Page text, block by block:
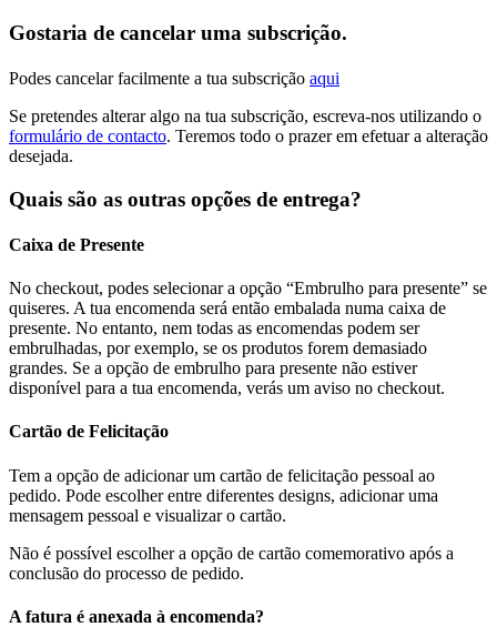
Gostaria de cancelar uma subscrição.
Podes cancelar facilmente a tua subscrição aqui
Se pretendes alterar algo na tua subscrição, escreva-nos utilizando o
formulário de contacto. Teremos todo o prazer em efetuar a alteração
desejada.
Quais são as outras opções de entrega?
Caixa de Presente
No checkout, podes selecionar a opção “Embrulho para presente” se
quiseres. A tua encomenda será então embalada numa caixa de
presente. No entanto, nem todas as encomendas podem ser
embrulhadas, por exemplo, se os produtos forem demasiado
grandes. Se a opção de embrulho para presente não estiver
disponível para a tua encomenda, verás um aviso no checkout.
Cartão de Felicitação
Tem a opção de adicionar um cartão de felicitação pessoal ao
pedido. Pode escolher entre diferentes designs, adicionar uma
mensagem pessoal e visualizar o cartão.
Não é possível escolher a opção de cartão comemorativo após a
conclusão do processo de pedido.
A fatura é anexada à encomenda?